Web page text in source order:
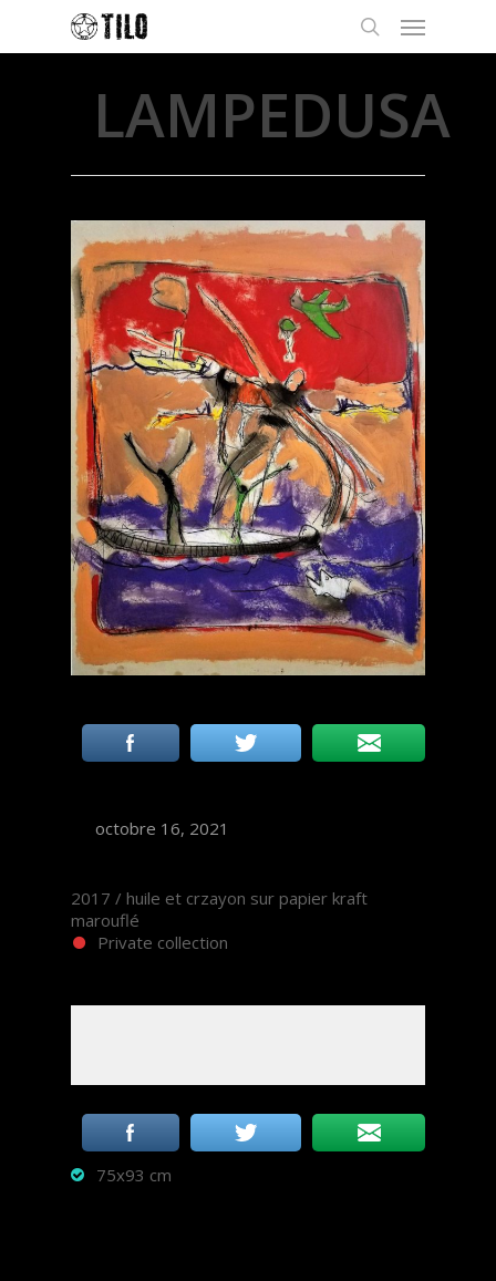
LAMPEDUSA
octobre 16, 2021
2017 / huile et crzayon sur papier kraft
marouflé
Private collection
75x93 cm